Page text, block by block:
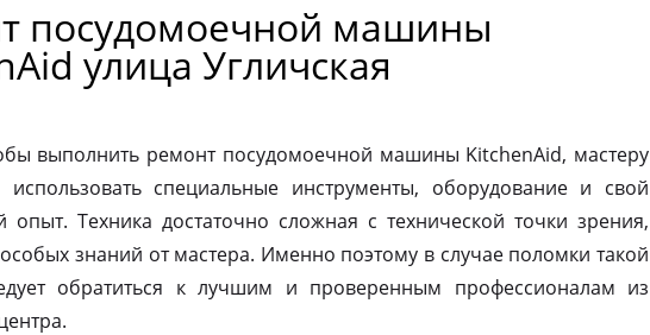
посудомоечной машины
улица Угличская
выполнить ремонт посудомоечной машины KitchenAid, мастеру
использовать специальные инструменты, оборудование и свой
опыт. Техника достаточно сложная с технической точки зрения,
знаний от мастера. Именно поэтому в случае поломки такой
обратиться к лучшим и проверенным профессионалам из